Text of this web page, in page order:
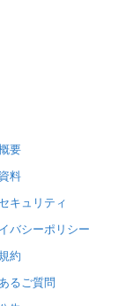
要
料
キュリティ
バシーポリシー
約
るご質問